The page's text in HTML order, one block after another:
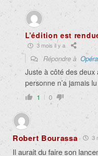
L’édition est
3 mois il y a
Répondre à
Juste à côté des deux
personne n’a jamais
1 0
Robert Bourassa 3
Il aurait du faire son